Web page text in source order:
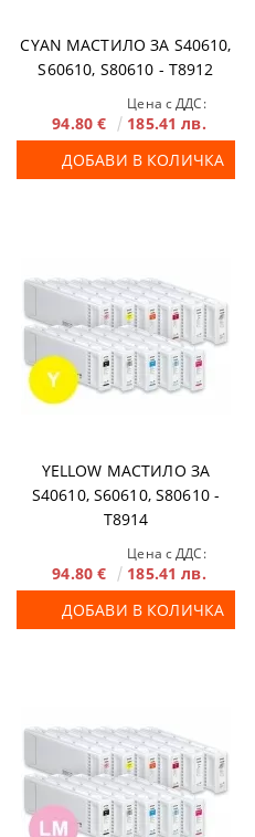
CYAN МАСТИЛО ЗА S40610,
S60610, S80610 - T8912
Цена с ДДС:
94.80 €
185.41 лв.
ДОБАВИ В КОЛИЧКА
YELLOW МАСТИЛО ЗА
S40610, S60610, S80610 -
T8914
Цена с ДДС:
94.80 €
185.41 лв.
ДОБАВИ В КОЛИЧКА